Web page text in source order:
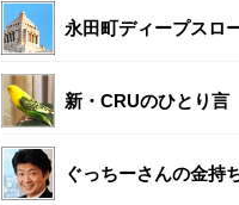
永田町ディープスロ
新・CRUのひとり言
ぐっちーさんの金持